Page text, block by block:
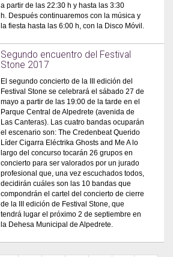
a partir de las 22:30 h y hasta las 3:30
h. Después continuaremos con la música y
la fiesta hasta las 6:00 h, con la Disco Móvil.
Segundo encuentro del Festival
Stone 2017
El segundo concierto de la III edición del
Festival Stone se celebrará el sábado 27 de
mayo a partir de las 19:00 de la tarde en el
Parque Central de Alpedrete (avenida de
Las Canteras). Las cuatro bandas ocuparán
el escenario son: The Credenbeat Querido
Líder Cigarra Eléctrika Ghosts and Me A lo
largo del concurso tocarán 26 grupos en
concierto para ser valorados por un jurado
profesional que, una vez escuchados todos,
decidirán cuáles son las 10 bandas que
compondrán el cartel del concierto de cierre
de la III edición de Festival Stone, que
tendrá lugar el próximo 2 de septiembre en
la Dehesa Municipal de Alpedrete.